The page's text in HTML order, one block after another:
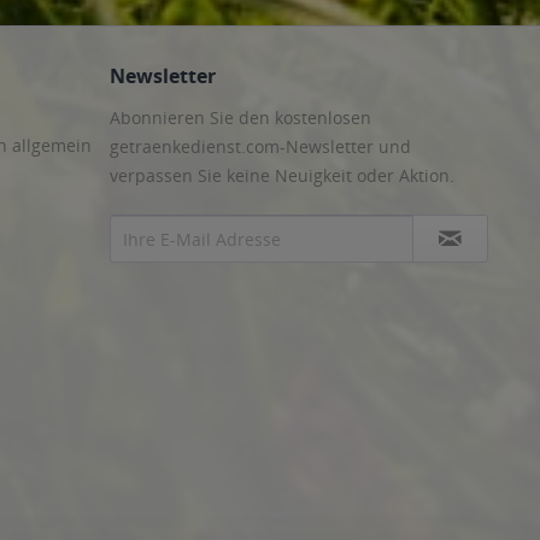
allgemein
Newsletter
Abonnieren Sie den kostenlosen
getraenkedienst.com-Newsletter und
verpassen Sie keine Neuigkeit oder Aktion.